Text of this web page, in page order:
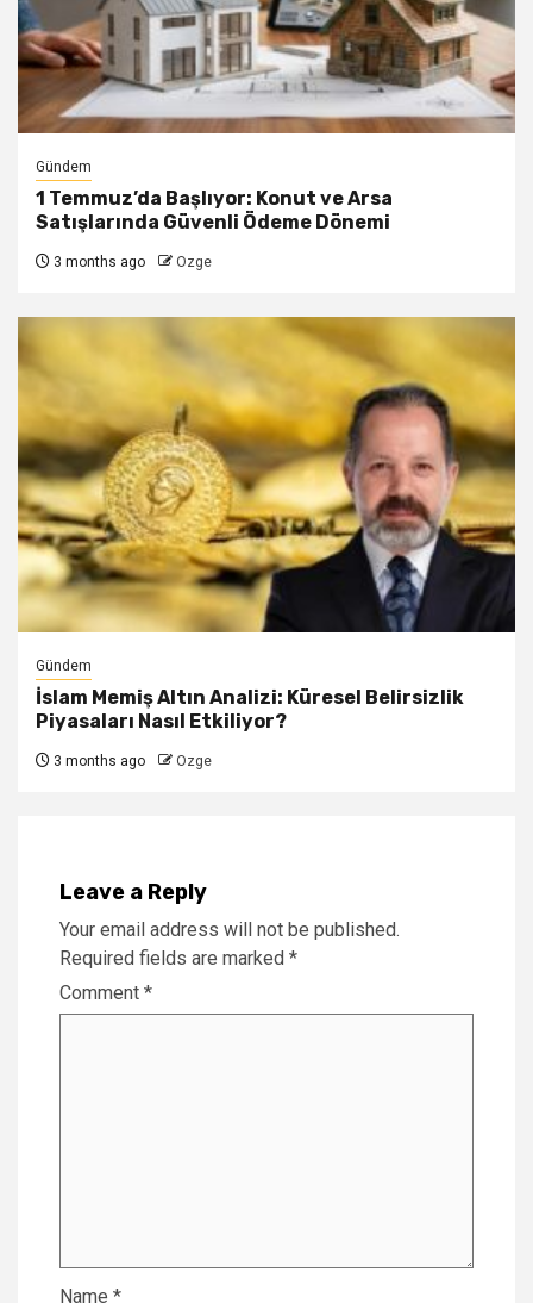
Gündem
1 Temmuz’da Başlıyor: Konut ve Arsa
Satışlarında Güvenli Ödeme Dönemi
3 months ago Ozge
Gündem
İslam Memiş Altın Analizi: Küresel Belirsizlik
Piyasaları Nasıl Etkiliyor?
3 months ago Ozge
Leave a Reply
Your email address will not be published.
Required fields are marked *
Comment *
Name *